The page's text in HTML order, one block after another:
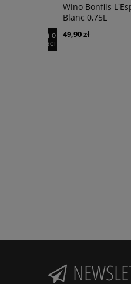
Wino Bonfils
Blanc 0,75L
49,90 zł